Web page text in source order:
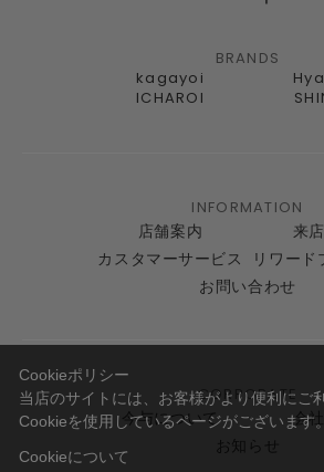
BRANDS
kagayoi
ICHAROI
INFORMATION
店舗案内
来
カスタマーサービス
リワード
お問い合わせ
CORPORATE
今与について
会
お知らせ
Cookieポリシー
当店のサイトには、お客様がより便利にご
Cookieを使用しているページがございます。
Cookieについて